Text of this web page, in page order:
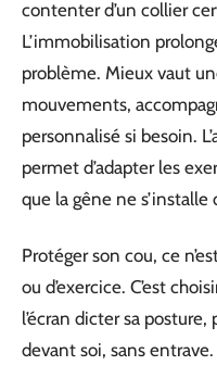
contenter d’un collier
L’immobilisation
problème. Mieux vaut
mouvements,
personnalisé si besoin.
permet d’adapter les
que la gêne ne
Protéger son cou, ce
ou d’exercice. C’est
l’écran dicter sa
devant soi, sans entrave.